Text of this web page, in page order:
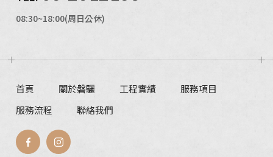
08:30~18:00(周日公休)
首頁 關於磐驪 工程實績
服務項目
服務流程
聯絡我們